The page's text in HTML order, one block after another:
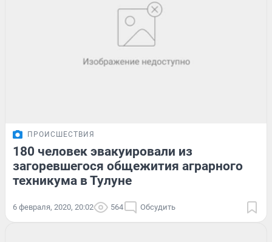
ПРОИСШЕСТВИЯ
180 человек эвакуировали из
загоревшегося общежития аграрного
техникума в Тулуне
6 февраля, 2020, 20:02 564 Обсудить